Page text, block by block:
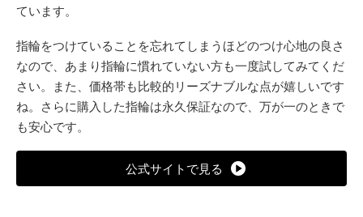
ています。
指輪をつけていることを忘れてしまうほどのつけ心地の良さ
なので、あまり指輪に慣れていない方も一度試してみてくだ
さい。また、価格帯も比較的リーズナブルな点が嬉しいです
ね。さらに購入した指輪は永久保証なので、万が一のときで
も安心です。
公式サイトで見る